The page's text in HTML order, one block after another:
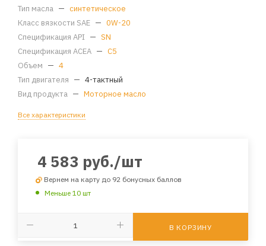
Тип масла — синтетическое
Класс вязкости SAE — 0W-20
Спецификация API — SN
Спецификация ACEA — C5
Объем — 4
Тип двигателя — 4-тактный
Вид продукта — Моторное масло
Все характеристики
4 583 руб./шт
Вернем на карту до 92 бонусных баллов
Меньше 10 шт
В КОРЗИНУ